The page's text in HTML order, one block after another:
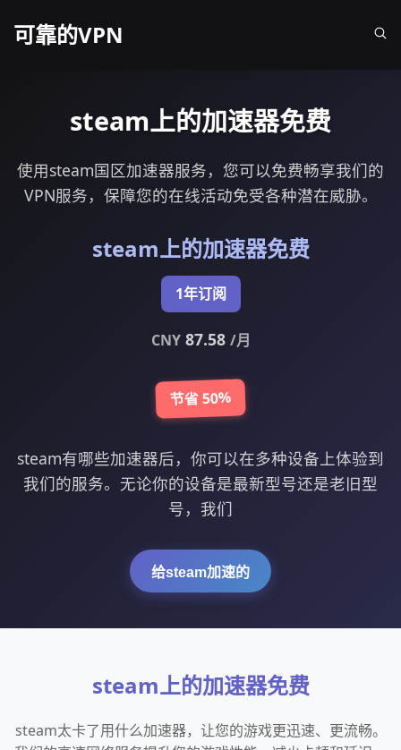
可靠的VPN
steam上的加速器免费
使用steam国区加速器服务，您可以免费畅享我们的
VPN服务，保障您的在线活动免受各种潜在威胁。
steam上的加速器免费
1年订阅
CNY87.58 /月
节省 50%
steam有哪些加速器后，你可以在多种设备上体验到
我们的服务。无论你的设备是最新型号还是老旧型
号，我们
给steam加速的
steam上的加速器免费
steam太卡了用什么加速器，让您的游戏更迅速、更流畅。